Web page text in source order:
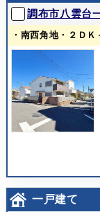
調布市八雲台
・南西角地・２Ｄ
一戸建て